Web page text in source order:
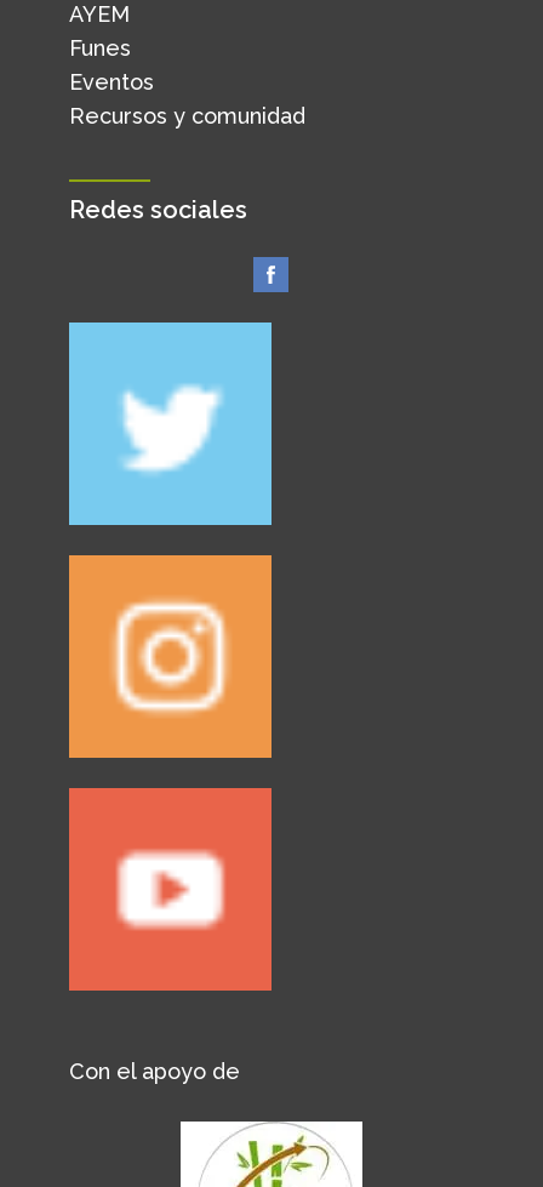
AYEM
Funes
Eventos
Recursos y comunidad
Redes sociales
Con el apoyo de